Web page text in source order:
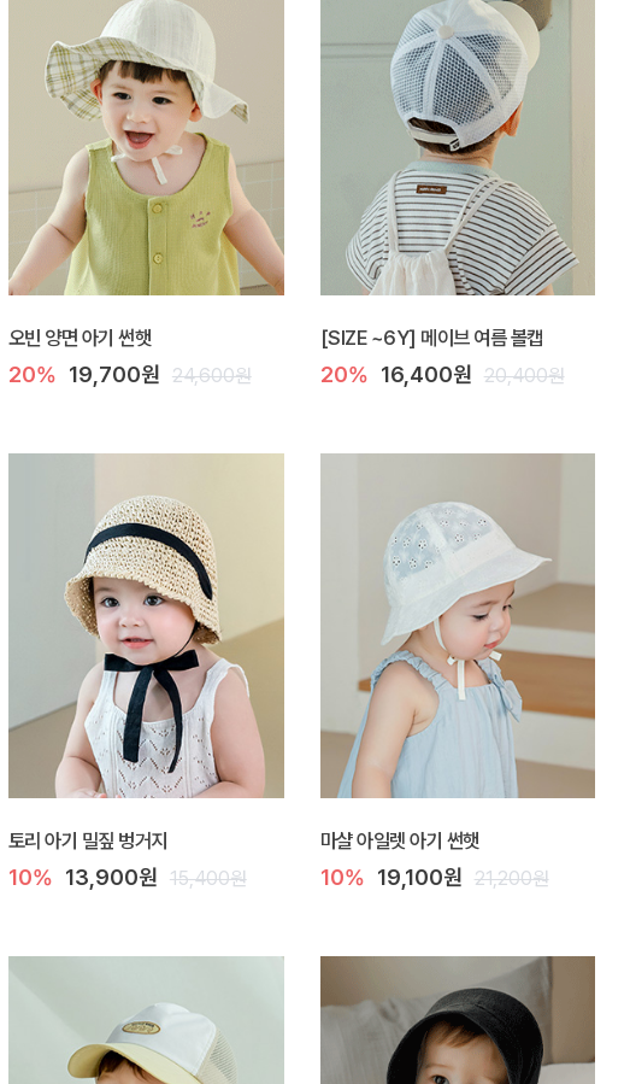
오빈 양면 아기 썬햇
20% 19,700원 24,600원
[SIZE ~6Y] 메이브 여름 볼캡
20% 16,400원 20,400원
토리 아기 밀짚 벙거지
10% 13,900원 15,400원
마샬 아일렛 아기 썬햇
10% 19,100원 21,200원